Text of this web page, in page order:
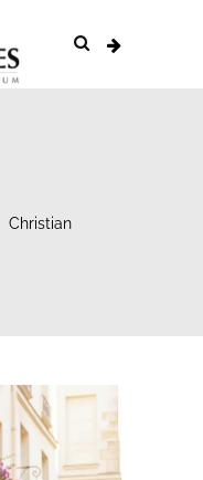
Christian